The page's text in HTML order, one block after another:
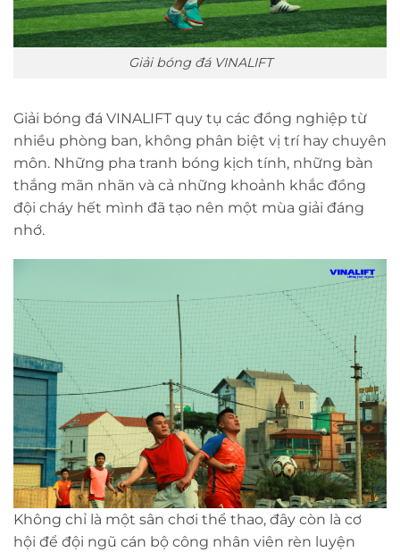
Giải bóng đá VINALIFT
Giải bóng đá VINALIFT quy tụ các đồng nghiệp từ
nhiều phòng ban, không phân biệt vị trí hay chuyên
môn. Những pha tranh bóng kịch tính, những bàn
thắng mãn nhãn và cả những khoảnh khắc đồng
đội cháy hết mình đã tạo nên một mùa giải đáng
nhớ.
Không chỉ là một sân chơi thể thao, đây còn là cơ
hội để đội ngũ cán bộ công nhân viên rèn luyện